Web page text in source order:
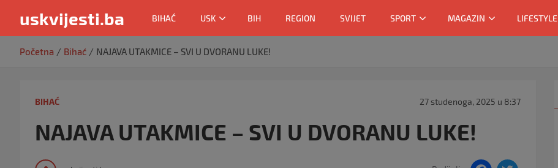
uskvijesti.ba BIHAĆ USK BIH REGION SVIJET SPORT MAGAZIN LIFESTYLE
Početna Bihać NAJAVA UTAKMICE – SVI U DVORANU LUKE!
BIHAĆ 27 studenoga, 2025 u 8:37
NAJAVA UTAKMICE – SVI U DVORANU LUKE!